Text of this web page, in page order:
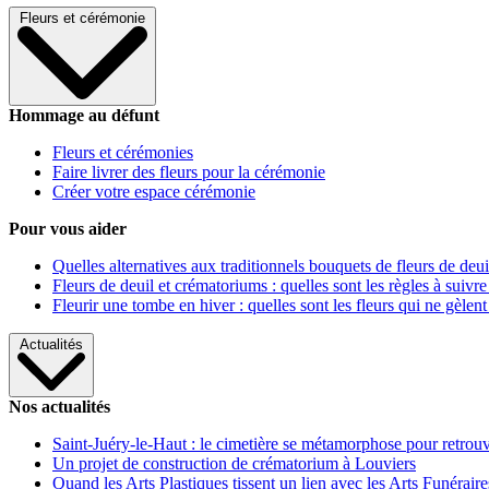
Fleurs et cérémonie
Hommage au défunt
Fleurs et cérémonies
Faire livrer des fleurs pour la cérémonie
Créer votre espace cérémonie
Pour vous aider
Quelles alternatives aux traditionnels bouquets de fleurs de
Fleurs de deuil et crématoriums : quelles sont les règles à
Fleurir une tombe en hiver : quelles sont les fleurs qui ne gèlent
Actualités
Nos actualités
Saint-Juéry-le-Haut : le cimetière se métamorphose pour
Un projet de construction de crématorium à Louviers
Quand les Arts Plastiques tissent un lien avec les Arts